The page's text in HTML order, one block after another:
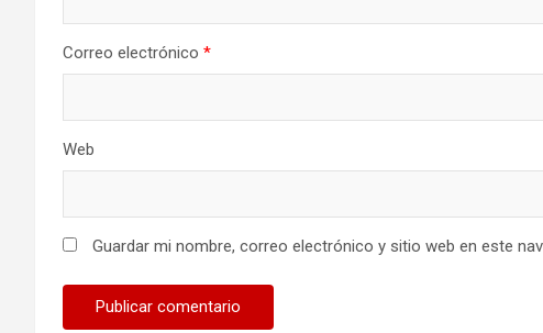
Correo electrónico *
Web
Guardar mi nombre, correo electrónico y sitio web en este